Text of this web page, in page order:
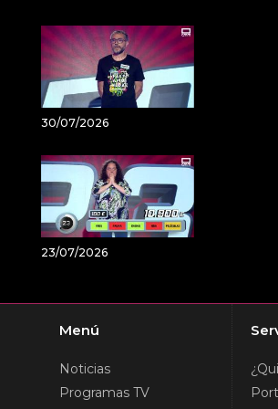
30/07/2026
23/07/2026
Menú
Noticias
Programas TV